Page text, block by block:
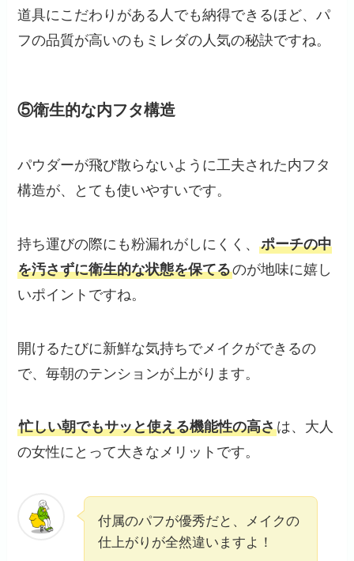
道具にこだわりがある人でも納得できるほど、パ
フの品質が高いのもミレダの人気の秘訣ですね。
⑤衛生的な内フタ構造
パウダーが飛び散らないように工夫された内フタ
構造が、とても使いやすいです。
持ち運びの際にも粉漏れがしにくく、ポーチの中
を汚さずに衛生的な状態を保てるのが地味に嬉し
いポイントですね。
開けるたびに新鮮な気持ちでメイクができるの
で、毎朝のテンションが上がります。
忙しい朝でもサッと使える機能性の高さは、大人
の女性にとって大きなメリットです。
付属のパフが優秀だと、メイクの
仕上がりが全然違いますよ！